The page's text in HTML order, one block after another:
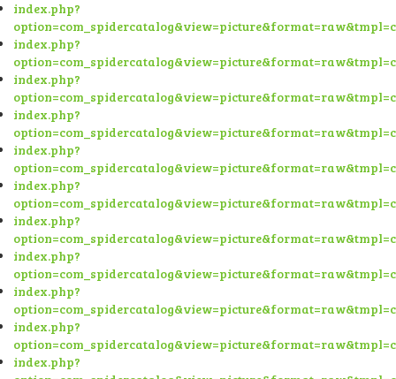
index.php?
index.php?
index.php?
index.php?
index.php?
index.php?
index.php?
index.php?
index.php?
index.php?
index.php?